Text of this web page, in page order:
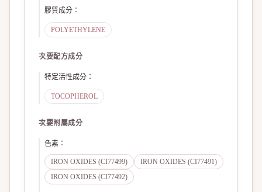
膠質成分 ：
POLYETHYLENE
次要配方成分
特定活性成分 ：
TOCOPHEROL
次要附屬成分
色素 ：
IRON OXIDES (CI77499)
IRON OXIDES (CI77491)
IRON OXIDES (CI77492)